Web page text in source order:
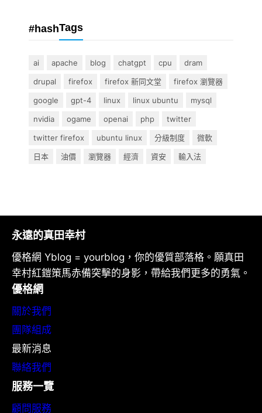
#hashTags
ai apache blog chatgpt cpu
dram
drupal
firefox firefox 新同文堂
firefox 瀏覽器
google
gpt-4 linux linux ubuntu
mysql
nvidia
ogame openai php
twitter
twitter firefox
ubuntu linux 分級制度
微軟
日本
油價 瀏覽器 經濟 資安 輸入法
永遠的真田幸村
優格網 Yblog = yourblog，你的優質部落格。願真田
幸村紅鎧策馬赤備突擊的身影，帶給我們更多的勇氣。
優格網
關於我們
團隊組成
最新消息
聯絡我們
服務一覽
顧問服務